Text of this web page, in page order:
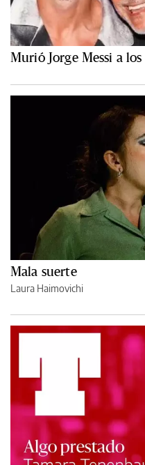
Murió Jorge Messi a
Mala suerte
Laura Haimovichi